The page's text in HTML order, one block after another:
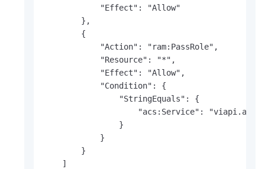
            "Effect": "Allow"
        },
        {
            "Action": "ram:PassRole",
            "Resource": "*",
            "Effect": "Allow",
            "Condition": {
                "StringEquals": {
"acs:Service":
                }
            }
        }
    ]